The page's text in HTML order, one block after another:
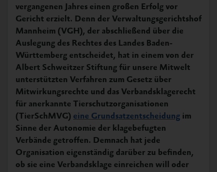
vergangenen Jahres einen großen Erfolg vor
Gericht erzielt. Denn der Verwaltungsgerichtshof
Mannheim (VGH), der abschließend über die
Auslegung des Rechtes des Landes Baden-
Württemberg entscheidet, hat in einem von der
Albert Schweitzer Stiftung für unsere Mitwelt
unterstützten Verfahren zum Gesetz über
Mitwirkungsrechte und das Verbandsklagerecht
für anerkannte Tierschutzorganisationen
(TierSchMVG) eine Grundsatzentscheidung im
Sinne der Autonomie der klagebefugten
Verbände getroffen. Demnach hat jede
Organisation eigenständig darüber zu befinden,
ob sie eine Verbandsklage einreichen will oder